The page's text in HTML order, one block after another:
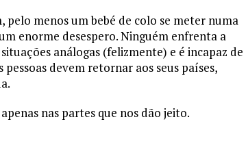
pelo menos um bebé de colo se meter numa
enorme desespero. Ninguém enfrenta a
análogas (felizmente) e é incapaz de
devem retornar aos seus países,
nas partes que nos dão jeito.